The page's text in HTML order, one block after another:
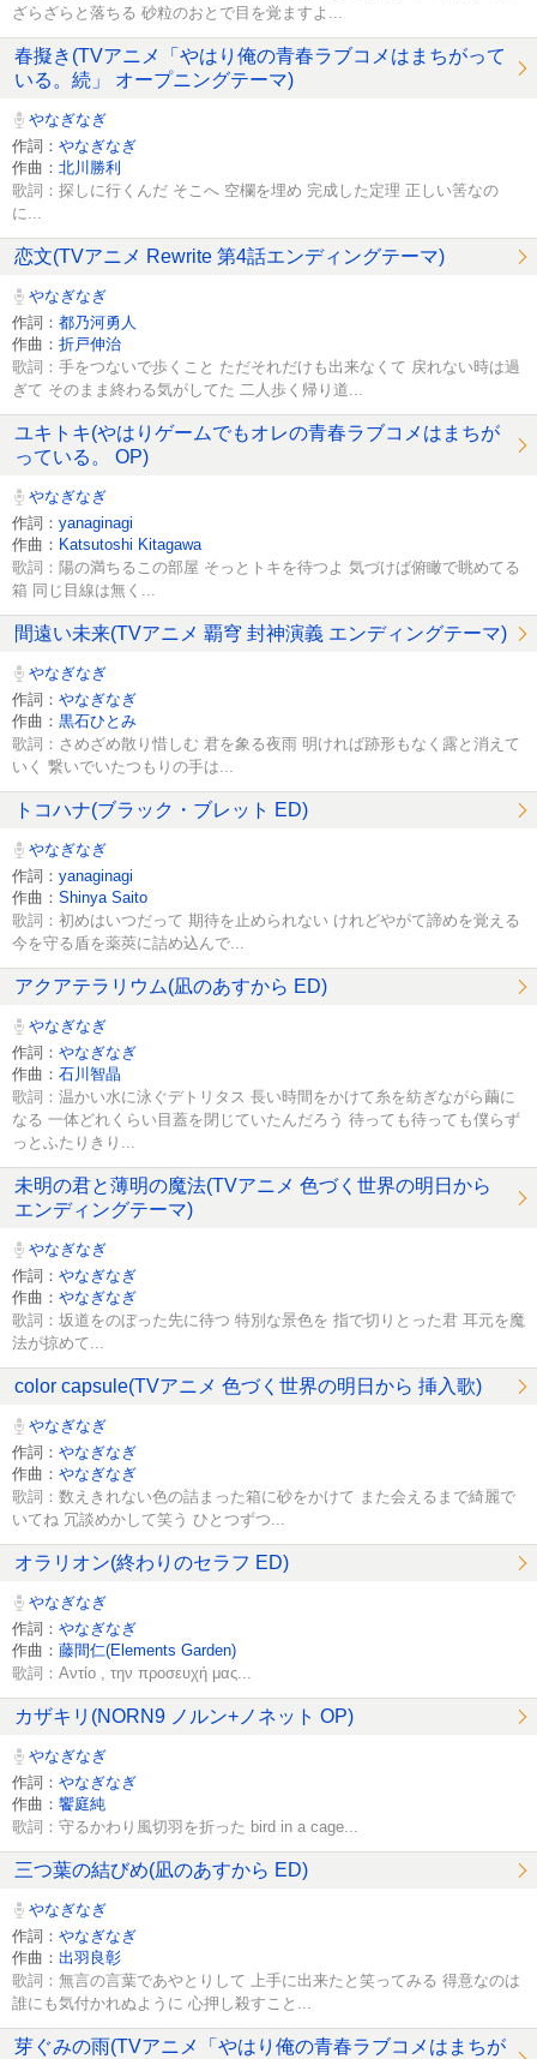
ざらざらと落ちる 砂粒のおとで目を覚ますよ...
春擬き(TVアニメ「やはり俺の青春ラブコメはまちがって
いる。続」 オープニングテーマ)
やなぎなぎ
作詞： やなぎなぎ
作曲： 北川勝利
歌詞：探しに行くんだ そこへ 空欄を埋め 完成した定理 正しい筈なの
に...
恋文(TVアニメ Rewrite 第4話エンディングテーマ)
やなぎなぎ
作詞： 都乃河勇人
作曲： 折戸伸治
歌詞：手をつないで歩くこと ただそれだけも出来なくて 戻れない時は過
ぎて そのまま終わる気がしてた 二人歩く帰り道...
ユキトキ(やはりゲームでもオレの青春ラブコメはまちが
っている。 OP)
やなぎなぎ
作詞： yanaginagi
作曲： Katsutoshi Kitagawa
歌詞：陽の満ちるこの部屋 そっとトキを待つよ 気づけば俯瞰で眺めてる
箱 同じ目線は無く...
間遠い未来(TVアニメ 覇穹 封神演義 エンディングテーマ)
やなぎなぎ
作詞： やなぎなぎ
作曲： 黒石ひとみ
歌詞：さめざめ散り惜しむ 君を象る夜雨 明ければ跡形もなく露と消えて
いく 繋いでいたつもりの手は...
トコハナ(ブラック・ブレット ED)
やなぎなぎ
作詞： yanaginagi
作曲： Shinya Saito
歌詞：初めはいつだって 期待を止められない けれどやがて諦めを覚える
今を守る盾を薬莢に詰め込んで...
アクアテラリウム(凪のあすから ED)
やなぎなぎ
作詞： やなぎなぎ
作曲： 石川智晶
歌詞：温かい水に泳ぐデトリタス 長い時間をかけて糸を紡ぎながら繭に
なる 一体どれくらい目蓋を閉じていたんだろう 待っても待っても僕らず
っとふたりきり...
未明の君と薄明の魔法(TVアニメ 色づく世界の明日から
エンディングテーマ)
やなぎなぎ
作詞： やなぎなぎ
作曲： やなぎなぎ
歌詞：坂道をのぼった先に待つ 特別な景色を 指で切りとった君 耳元を魔
法が掠めて...
color capsule(TVアニメ 色づく世界の明日から 挿入歌)
やなぎなぎ
作詞： やなぎなぎ
作曲： やなぎなぎ
歌詞：数えきれない色の詰まった箱に砂をかけて また会えるまで綺麗で
いてね 冗談めかして笑う ひとつずつ...
オラリオン(終わりのセラフ ED)
やなぎなぎ
作詞： やなぎなぎ
作曲： 藤間仁(Elements Garden)
歌詞：Αντίο , την προσευχή μας...
カザキリ(NORN9 ノルン+ノネット OP)
やなぎなぎ
作詞： やなぎなぎ
作曲： 饗庭純
歌詞：守るかわり風切羽を折った bird in a cage...
三つ葉の結びめ(凪のあすから ED)
やなぎなぎ
作詞： やなぎなぎ
作曲： 出羽良彰
歌詞：無言の言葉であやとりして 上手に出来たと笑ってみる 得意なのは
誰にも気付かれぬように 心押し殺すこと...
芽ぐみの雨(TVアニメ「やはり俺の青春ラブコメはまちが